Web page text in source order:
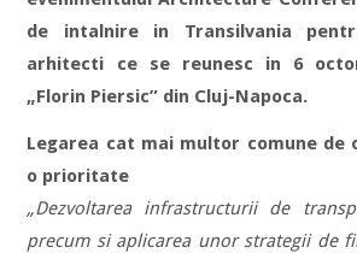
de intalnire in Transilvania
arhitecti ce se reunesc in 6
„Florin Piersic” din Cluj-Napoca.
Legarea cat mai multor comune de
o prioritate
„Dezvoltarea infrastructurii de
precum si aplicarea unor strategii de